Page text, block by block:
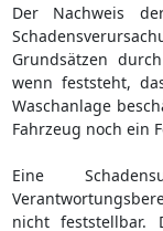
Der Nachweis
Grundsätzen
wenn feststeht,
Waschanlage
Fahrzeug noch ein
Eine
nicht